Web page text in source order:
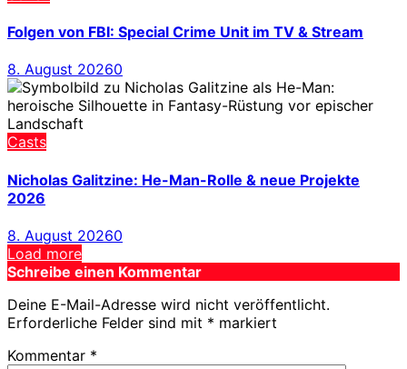
Folgen von FBI: Special Crime Unit im TV & Stream
8. August 20260
Casts
Nicholas Galitzine: He-Man-Rolle & neue Projekte
2026
8. August 20260
Load more
Schreibe einen Kommentar
Deine E-Mail-Adresse wird nicht veröffentlicht.
Erforderliche Felder sind mit * markiert
Kommentar *